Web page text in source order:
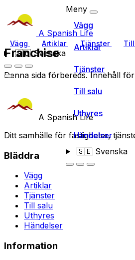
A Spanish Life
Vägg Artiklar Tjänster
🇸🇪Svenska
Meny
Vägg
Artiklar
Tjänster
Till salu
Uthyres
Händelser
🇸🇪Svenska
Franchise
Denna sida förbereds. Innehåll för
A Spanish Life
Ditt samhälle för fastigheter,
Bläddra
Vägg
Artiklar
Tjänster
Till salu
Uthyres
Händelser
Information